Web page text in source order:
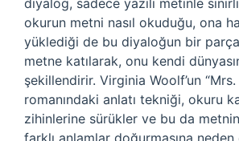
diyalog, sadece yazılı metinle
okurun metni nasıl okuduğu, ona
yüklediği de bu diyaloğun bir
metne katılarak, onu kendi
şekillendirir. Virginia Woolf’un
romanındaki anlatı tekniği, okuru
zihinlerine sürükler ve bu da
farklı anlamlar doğurmasına neden